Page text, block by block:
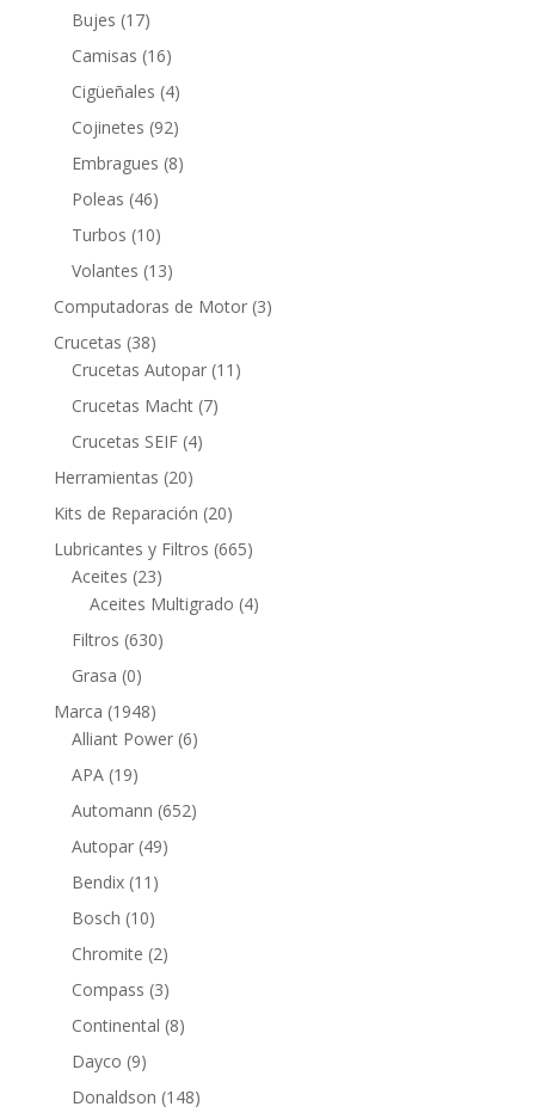
Bujes 1717
productos
Camisas 1616
productos
Cigüeñales 44
productos
Cojinetes 9292
productos
Embragues 88
Poleas 4646
productos
Turbos 1010
productos
Volantes 1313
productos
Computadoras de Motor 33
Crucetas 3838
productos
Crucetas Autopar 11 11
Crucetas Macht 77
Crucetas SEIF 44
Herramientas 2020
productos
Kits de Reparación 2020
productos
Lubricantes y Filtros 665665
Aceites 2323
productos
Aceites Multigrado 44
Filtros 630630
Grasa 00
productos
Marca 19481948
productos
Alliant Power 66
APA 1919
productos
Automann 652652
Autopar 4949
Bendix 11 11
productos
Bosch 1010
productos
Chromite 22
productos
Compass 33
productos
Continental 88
Dayco 99
productos
Donaldson 148148